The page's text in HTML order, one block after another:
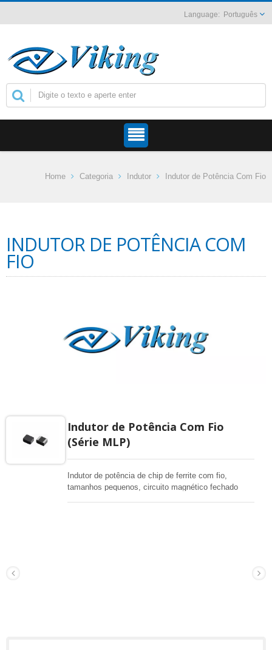
Português
Home Categoria Indutor Indutor de Potência Com Fio
INDUTOR DE POTÊNCIA COM
FIO
Indutor de Potência Com Fio
(Série MLP)
Indutor de potência de chip de ferrite com fio,
tamanhos pequenos, circuito magnético fechado